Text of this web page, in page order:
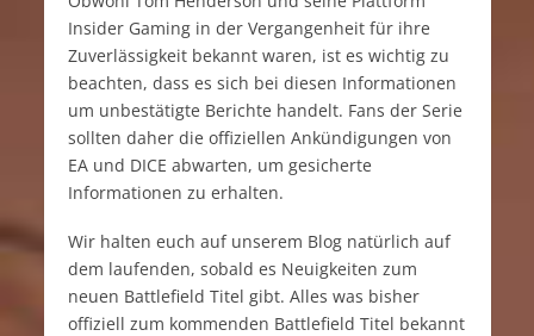
Insider Gaming in der Vergangenheit für ihre
Zuverlässigkeit bekannt waren, ist es wichtig zu
beachten, dass es sich bei diesen Informationen
um unbestätigte Berichte handelt. Fans der Serie
sollten daher die offiziellen Ankündigungen von
EA und DICE abwarten, um gesicherte
Informationen zu erhalten.
Wir halten euch auf unserem Blog natürlich auf
dem laufenden, sobald es Neuigkeiten zum
neuen Battlefield Titel gibt. Alles was bisher
offiziell zum kommenden Battlefield Titel bekannt